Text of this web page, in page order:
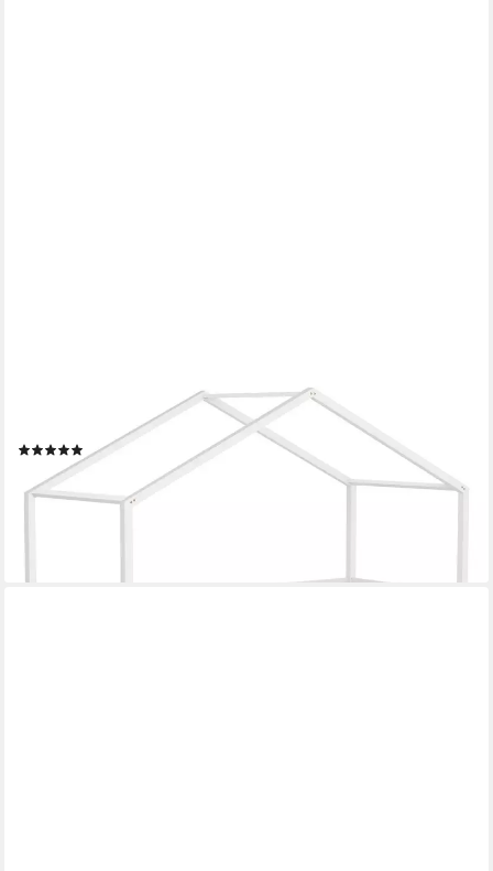
Rausfallschutz, Abenteuerbett 90x200cm Haus Bett Himmelbett
Kiefer Jugendbett Weiß
(1)
ab 260,99 € 326,24 €
-20%